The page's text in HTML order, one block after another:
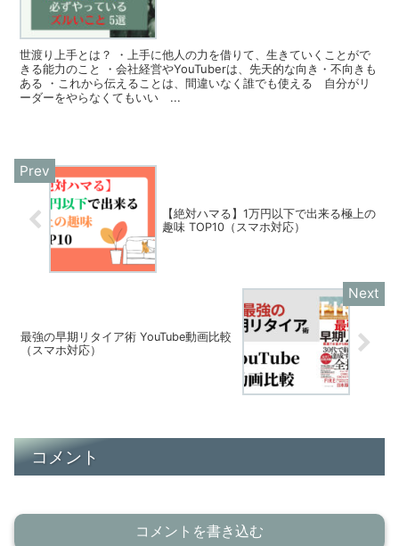
世渡り上手とは？ ・上手に他人の力を借りて、生きていくことがで
きる能力のこと ・会社経営やYouTuberは、先天的な向き・不向きも
ある ・これから伝えることは、間違いなく誰でも使える 自分がリ
ーダーをやらなくてもいい ...
【絶対ハマる】1万円以下で出来る極上の
趣味 TOP10（スマホ対応）
最強の早期リタイア術 YouTube動画比較
（スマホ対応）
コメント
コメントを書き込む